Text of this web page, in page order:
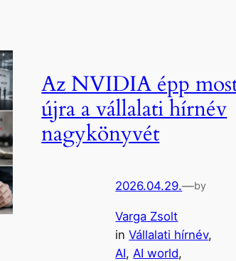
Az NVIDIA épp
újra a vállalati hírnév
nagykönyvét
2026.04.29.—by
Varga Zsolt
inVállalati hírnév
AI, AI world